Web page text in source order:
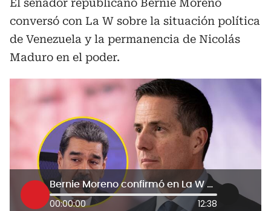
El senador republicano Bernie Moreno
conversó con La W sobre la situación política
de Venezuela y la permanencia de Nicolás
Maduro en el poder.
Bernie Moreno confirmó en La W que “no habrá aranceles” para Colombia por parte de EE.UU.
00:00:00 12:38